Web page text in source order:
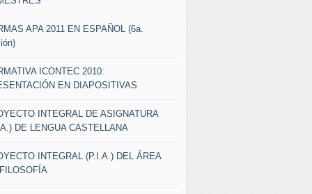
APA 2011 EN ESPAÑOL (6a.
ICONTEC 2010:
EN DIAPOSITIVAS
INTEGRAL DE ASIGNATURA
DE LENGUA CASTELLANA
INTEGRAL (P.I.A.) DEL ÁREA